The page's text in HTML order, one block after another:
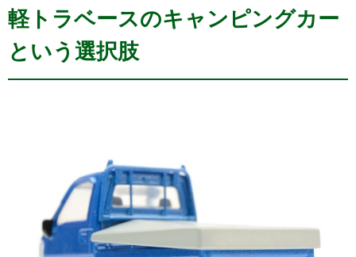
軽トラベースのキャンピングカー
という選択肢